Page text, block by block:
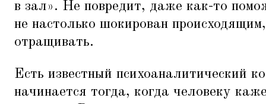
в зал». Не повредит, даже как-то
не настолько шокирован
отращивать.
Есть известный психоаналитический
начинается тогда, когда человеку